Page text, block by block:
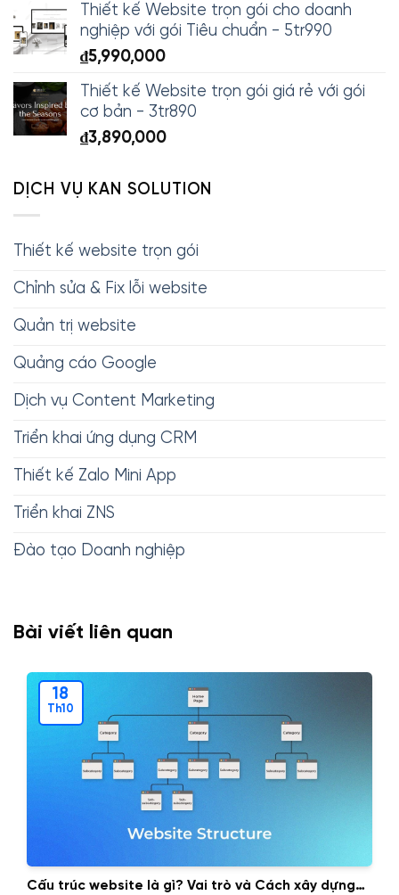
Thiết kế Website trọn gói cho doanh
nghiệp với gói Tiêu chuẩn - 5tr990
₫5,990,000
Thiết kế Website trọn gói giá rẻ với gói
cơ bản - 3tr890
₫3,890,000
DỊCH VỤ KAN SOLUTION
Thiết kế website trọn gói
Chỉnh sửa & Fix lỗi website
Quản trị website
Quảng cáo Google
Dịch vụ Content Marketing
Triển khai ứng dụng CRM
Thiết kế Zalo Mini App
Triển khai ZNS
Đào tạo Doanh nghiệp
Bài viết liên quan
Cấu trúc website là gì? Vai trò và Cách xây dựng
18
Th10